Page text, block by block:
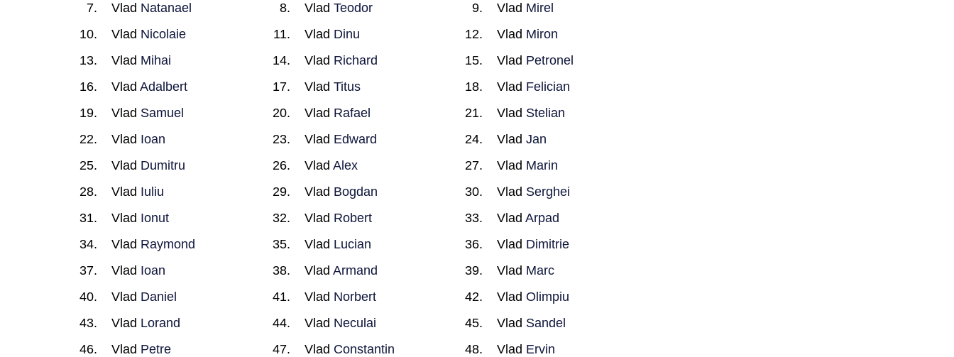
Vlad Natanael Vlad Teodor Vlad Mirel
Vlad Nicolaie Vlad Dinu Vlad Miron
Vlad Mihai Vlad Richard Vlad Petronel
Vlad Adalbert Vlad Titus Vlad Felician
Vlad Samuel Vlad Rafael Vlad Stelian
Vlad Ioan Vlad Edward VladJan
Vlad Dumitru Vlad Alex Vlad Marin
Vlad Iuliu Vlad Bogdan Vlad Serghei
Vlad Ionut Vlad Robert VladArpad
Vlad Raymond Vlad Lucian Vlad Dimitrie
Vlad Ioan Vlad Armand Vlad Marc
Vlad Daniel Vlad Norbert VladOlimpiu
Vlad Lorand Vlad Neculai Vlad Sandel
Vlad Petre Vlad Constantin Vlad Ervin